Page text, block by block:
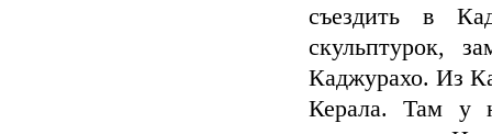
съездить в
скульптурок,
Каджурахо. Из
Керала. Там у